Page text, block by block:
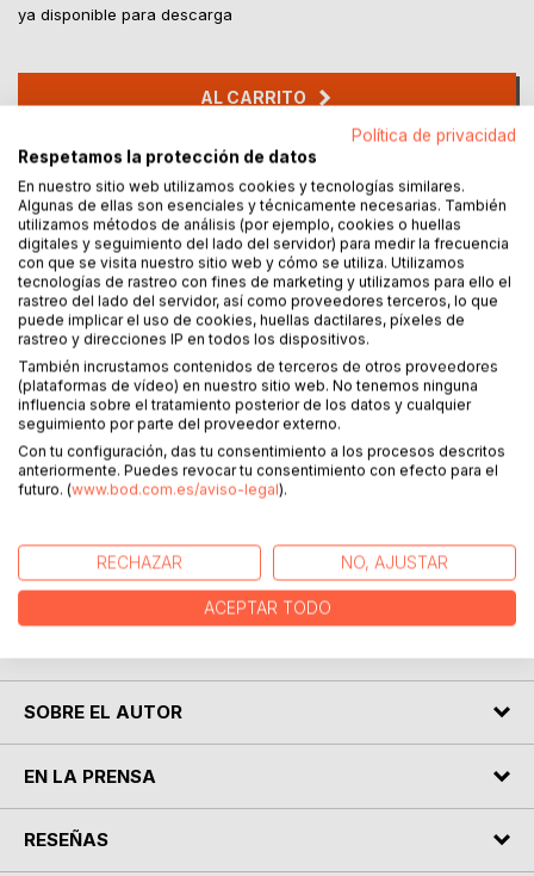
ya disponible para descarga
AL CARRITO
Añadir a lista de deseo
Haz una reseña
DESCRIPCIÓN
Sin intención de comparar, las condiciones económicas
previas a la Guerra Civil, y las directrices de los primeros
gobiernos del Franquismo son en circunstancias muy
La escasez absoluta, el cero industrial y la imposibilidad de
acceder a ayudas económicas y financieras del exterior
marcaron sin duda alguna las decisiones que se tomaron
en materia económica, financiera y laboral los primeros
SOBRE EL AUTOR
EN LA PRENSA
RESEÑAS
Política de privacidad
Respetamos la protección de datos
En nuestro sitio web utilizamos cookies y tecnologías similares.
Algunas de ellas son esenciales y técnicamente necesarias. También
utilizamos métodos de análisis (por ejemplo, cookies o huellas
digitales y seguimiento del lado del servidor) para medir la frecuencia
con que se visita nuestro sitio web y cómo se utiliza. Utilizamos
tecnologías de rastreo con fines de marketing y utilizamos para ello el
rastreo del lado del servidor, así como proveedores terceros, lo que
puede implicar el uso de cookies, huellas dactilares, píxeles de
rastreo y direcciones IP en todos los dispositivos.
También incrustamos contenidos de terceros de otros proveedores
(plataformas de vídeo) en nuestro sitio web. No tenemos ninguna
influencia sobre el tratamiento posterior de los datos y cualquier
seguimiento por parte del proveedor externo.
Con tu configuración, das tu consentimiento a los procesos descritos
anteriormente. Puedes revocar tu consentimiento con efecto para el
futuro. (www.bod.com.es/aviso-legal).
RECHAZAR NO, AJUSTAR
ACEPTAR TODO